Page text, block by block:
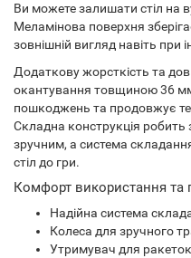
Ви можете залишати стіл на
Меламінова поверхня
зовнішній вигляд навіть при
Додаткову жорсткість та
окантування товщиною 36
пошкоджень та продовжує
Складна конструкція робить
зручним, а система
стіл до гри.
Комфорт використання та
Надійна система
Колеса для зручного
Утримувач для